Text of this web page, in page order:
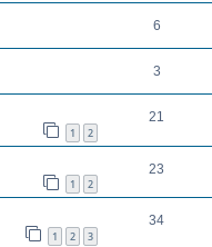
6
3
1 2
21
1 2
23
1 2 3
34